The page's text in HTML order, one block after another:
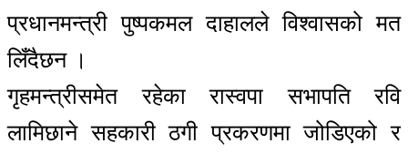
प्रधानमन्त्री पुष्पकमल दाहालले विश्वासको मत
लिँदैछन ।
गृहमन्त्रीसमेत रहेका रास्वपा सभापति रवि
लामिछाने सहकारी ठगी प्रकरणमा जोडिएको र